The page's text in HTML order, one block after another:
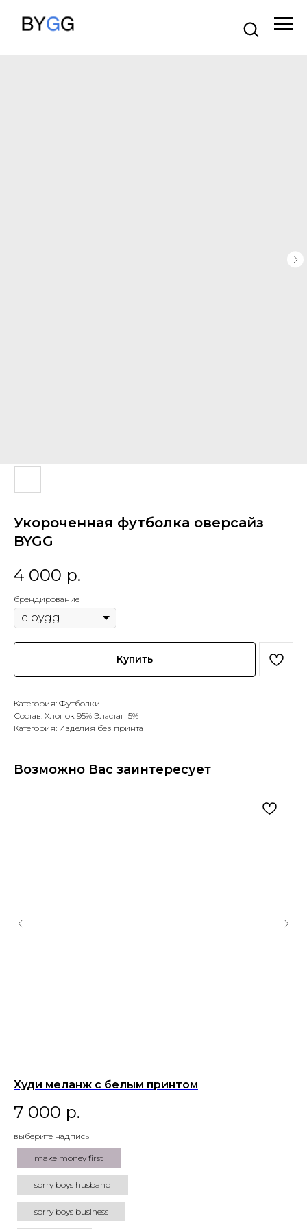
Укороченная футболка оверсайз
BYGG
4 000 р.
брендирование
Купить
Категория: Футболки
Состав: Хлопок 95% Эластан 5%
Категория: Изделия без принта
Возможно Вас заинтересует
Худи меланж с белым принтом
7 000 р.
выберите надпись
make money first
sorry boys husband
sorry boys business
ПОЛИТИКА КОНФИДЕНЦИАЛЬНОСТИ
ПУБЛИЧНАЯ ОФЕРТА
ПОМОЩЬ
КОНТАКТЫ